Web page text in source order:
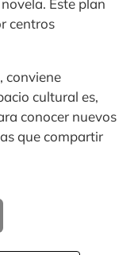
Este plan
centros
conviene
cultural es,
conocer nuevos
que compartir